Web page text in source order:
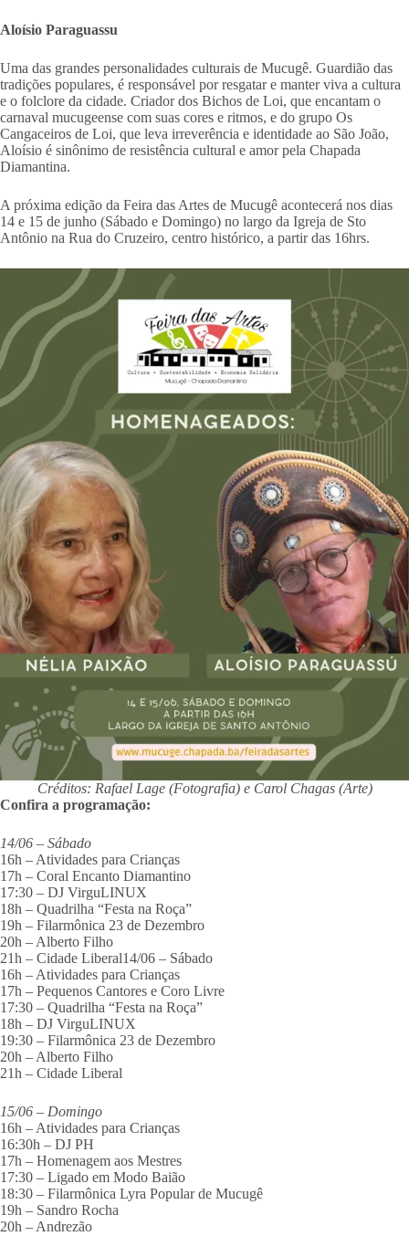
Aloísio Paraguassu
Uma das grandes personalidades culturais de Mucugê. Guardião das
tradições populares, é responsável por resgatar e manter viva a cultura
e o folclore da cidade. Criador dos Bichos de Loi, que encantam o
carnaval mucugeense com suas cores e ritmos, e do grupo Os
Cangaceiros de Loi, que leva irreverência e identidade ao São João,
Aloísio é sinônimo de resistência cultural e amor pela Chapada
Diamantina.
A próxima edição da Feira das Artes de Mucugê acontecerá nos dias
14 e 15 de junho (Sábado e Domingo) no largo da Igreja de Sto
Antônio na Rua do Cruzeiro, centro histórico, a partir das 16hrs.
Créditos: Rafael Lage (Fotografia) e Carol Chagas (Arte)
Confira a programação:
14/06 – Sábado
16h – Atividades para Crianças
17h – Coral Encanto Diamantino
17:30 – DJ VirguLINUX
18h – Quadrilha “Festa na Roça”
19h – Filarmônica 23 de Dezembro
20h – Alberto Filho
21h – Cidade Liberal14/06 – Sábado
16h – Atividades para Crianças
17h – Pequenos Cantores e Coro Livre
17:30 – Quadrilha “Festa na Roça”
18h – DJ VirguLINUX
19:30 – Filarmônica 23 de Dezembro
20h – Alberto Filho
21h – Cidade Liberal
15/06 – Domingo
16h – Atividades para Crianças
16:30h – DJ PH
17h – Homenagem aos Mestres
17:30 – Ligado em Modo Baião
18:30 – Filarmônica Lyra Popular de Mucugê
19h – Sandro Rocha
20h – Andrezão